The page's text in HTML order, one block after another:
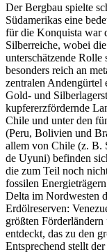
Der Bergbau spielte
Südamerikas eine
für die Konquista war
Silberreiche, wobei
unterschätzende Rolle
besonders reich an
zentralen
Gold- und
kupfererzfördernde
Chile und unter den
(Peru, Bolivien und
allem von Chile (z. B.
de Uyuni) befinden
die zum Teil noch
fossilen
Delta im Nordwesten
Erdölreserven:
größten
entdeckt, das zu den
Entsprechend stellt